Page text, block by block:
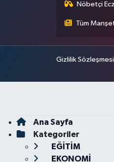
Nöbetçi
Tüm
Gizlilik Sözleşmesi
Ana Sayfa
Kategoriler
EĞİTİM
EKONOMİ